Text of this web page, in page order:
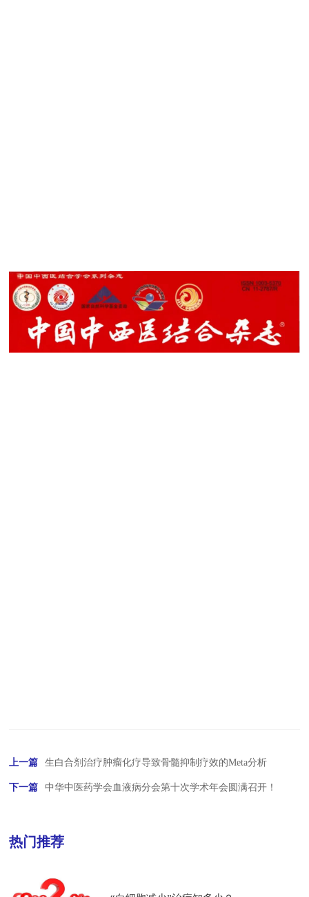
上一篇 生白合剂治疗肿瘤化疗导致骨髓抑制疗效的Meta分析
下一篇 中华中医药学会血液病分会第十次学术年会圆满召开！
热门推荐